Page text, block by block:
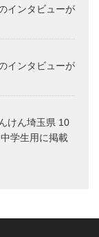
インタビューが
インタビューが
けん埼玉県 10
学生用に掲載